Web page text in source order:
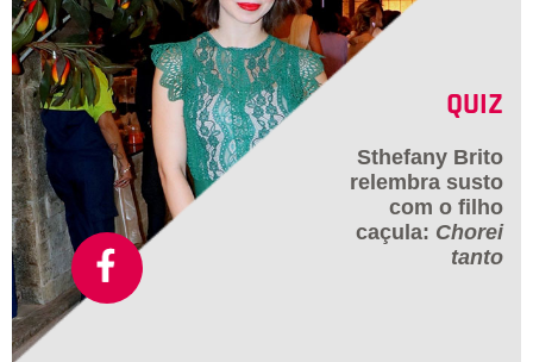
QUIZ
Sthefany Brito
relembra susto
com o filho
caçula: Chorei
tanto